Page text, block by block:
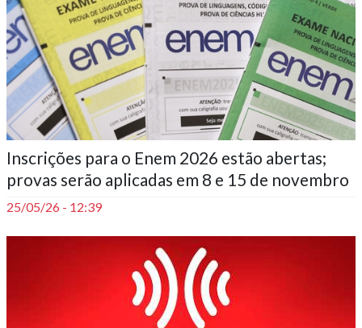
Inscrições para o Enem 2026 estão abertas;
provas serão aplicadas em 8 e 15 de novembro
25/05/26 - 12:39